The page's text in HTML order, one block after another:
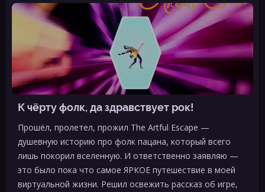
К чёрту фолк, да здравствует рок!
Прошёл, пролетел, прожил The Artful Escape —
душевную историю про фолк пацана, который всего
лишь покорил вселенную. И ответственно заявляю —
это было пока что самое ЯРКОЕ путешествие в моей
виртуальной жизни. Решил освежить рассказ об игре,